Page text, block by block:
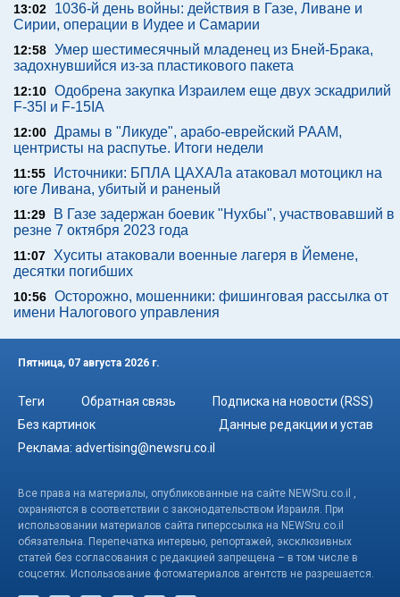
13:02
1036-й день войны: действия в Газе, Ливане и
Сирии, операции в Иудее и Самарии
12:58 Умер шестимесячный младенец из Бней-Брака,
задохнувшийся из-за пластикового пакета
12:10 Одобрена закупка Израилем еще двух эскадрилий
F-35I и F-15IA
12:00 Драмы в "Ликуде", арабо-еврейский РААМ,
центристы на распутье. Итоги недели
11:55
Источники: БПЛА ЦАХАЛа атаковал мотоцикл на
юге Ливана, убитый и раненый
11:29
В Газе задержан боевик "Нухбы", участвовавший в
резне 7 октября 2023 года
11:07 Хуситы атаковали военные лагеря в Йемене,
десятки погибших
10:56 Осторожно, мошенники: фишинговая рассылка от
имени Налогового управления
Пятница, 07 августа 2026 г.
Теги Обратная связь
Подписка на новости (RSS)
Без картинок
Данные редакции и устав
Реклама: advertising@newsru.co.il
Все права на материалы, опубликованные на сайте NEWSru.co.il ,
охраняются в соответствии с законодательством Израиля. При
использовании материалов сайта гиперссылка на NEWSru.co.il
обязательна. Перепечатка интервью, репортажей, эксклюзивных
статей без согласования с редакцией запрещена – в том числе в
соцсетях. Использование фотоматериалов агентств не разрешается.